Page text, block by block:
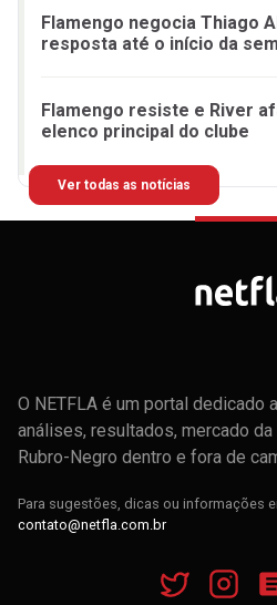
Flamengo negocia Thiago
resposta até o início da
Flamengo resiste e River
elenco principal do clube
Ver todas as notícias
O NETFLA é um portal dedicado
análises, resultados, mercado
Rubro-Negro dentro e fora de
Para sugestões, dicas ou informações
contato@netfla.com.br